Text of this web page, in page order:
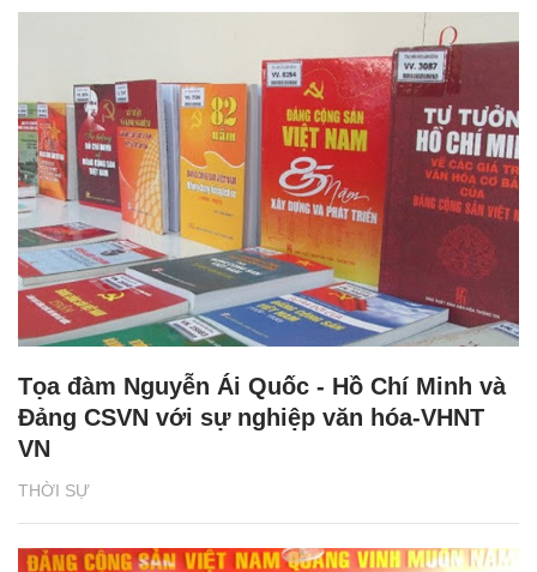
THỜI SỰ
Tọa đàm Nguyễn Ái Quốc - Hồ Chí Minh và
Đảng CSVN với sự nghiệp văn hóa-VHNT
VN